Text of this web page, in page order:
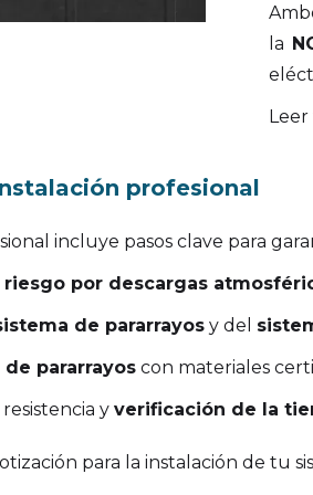
la
profesional
incluye pasos clave para
riesgo por descargas
de pararrayos y del
de pararrayos con materiales
yverificación de la
para la instalación de tu